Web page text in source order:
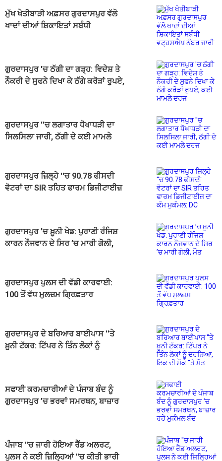
ਮੁੱਖ ਖੇਤੀਬਾੜੀ ਅਫ਼ਸਰ ਗੁਰਦਾਸਪੁਰ ਵੱਲੋ
ਖਾਦਾਂ ਦੀਆਂ ਸ਼ਿਕਾਇਤਾਂ ਸਬੰਧੀ
ਗੁਰਦਾਸਪੁਰ 'ਚ ਠੱਗੀ ਦਾ ਗੜ੍ਹ: ਵਿਦੇਸ਼ ਤੇ
ਨੌਕਰੀ ਦੇ ਸੁਫਨੇ ਦਿਖਾ ਕੇ ਠੱਗੇ ਕਰੋੜਾਂ ਰੁੁਪਏ,
ਗੁਰਦਾਸਪੁਰ ''ਚ ਲਗਾਤਾਰ ਧੋਖਾਧੜੀ ਦਾ
ਸਿਲਸਿਲਾ ਜਾਰੀ, ਠੱਗੀ ਦੇ ਕਈ ਮਾਮਲੇ
ਗੁਰਦਾਸਪੁਰ ਜ਼ਿਲ੍ਹੇ ''ਚ 90.78 ਫੀਸਦੀ
ਵੋਟਰਾਂ ਦਾ SIR ਤਹਿਤ ਫਾਰਮ ਡਿਜੀਟਾਈਜ਼
ਗੁਰਦਾਸਪੁਰ ’ਚ ਖ਼ੂਨੀ ਖੇਡ: ਪੁਰਾਣੀ ਰੰਜਿਸ਼
ਕਾਰਨ ਨੌਜਵਾਨ ਦੇ ਸਿਰ ’ਚ ਮਾਰੀ ਗੋਲੀ,
ਗੁਰਦਾਸਪੁਰ ਪੁਲਸ ਦੀ ਵੱਡੀ ਕਾਰਵਾਈ:
100 ਤੋਂ ਵੱਧ ਮੁਲਜ਼ਮ ਗ੍ਰਿਫ਼ਤਾਰ
ਗੁਰਦਾਸਪੁਰ ਦੇ ਬਰਿਆਰ ਬਾਈਪਾਸ ''ਤੇ
ਖ਼ੂਨੀ ਟੱਕਰ: ਟਿੱਪਰ ਨੇ ਤਿੰਨ ਲੋਕਾਂ ਨੂੰ
ਸਫਾਈ ਕਰਮਚਾਰੀਆਂ ਦੇ ਪੰਜਾਬ ਬੰਦ ਨੂੰ
ਗੁਰਦਾਸਪੁਰ ’ਚ ਭਰਵਾਂ ਸਮਰਥਨ, ਬਾਜ਼ਾਰ
ਪੰਜਾਬ ''ਚ ਜਾਰੀ ਹੋਇਆ ਰੈੱਡ ਅਲਰਟ,
ਪੁਲਸ ਨੇ ਕਈ ਜ਼ਿਲ੍ਹਿਆਂ ''ਚ ਕੀਤੀ ਭਾਰੀ